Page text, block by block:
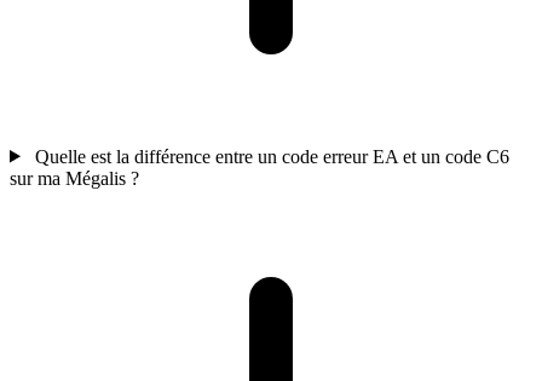
Quelle est la différence entre un code erreur EA et un code C6
sur ma Mégalis ?